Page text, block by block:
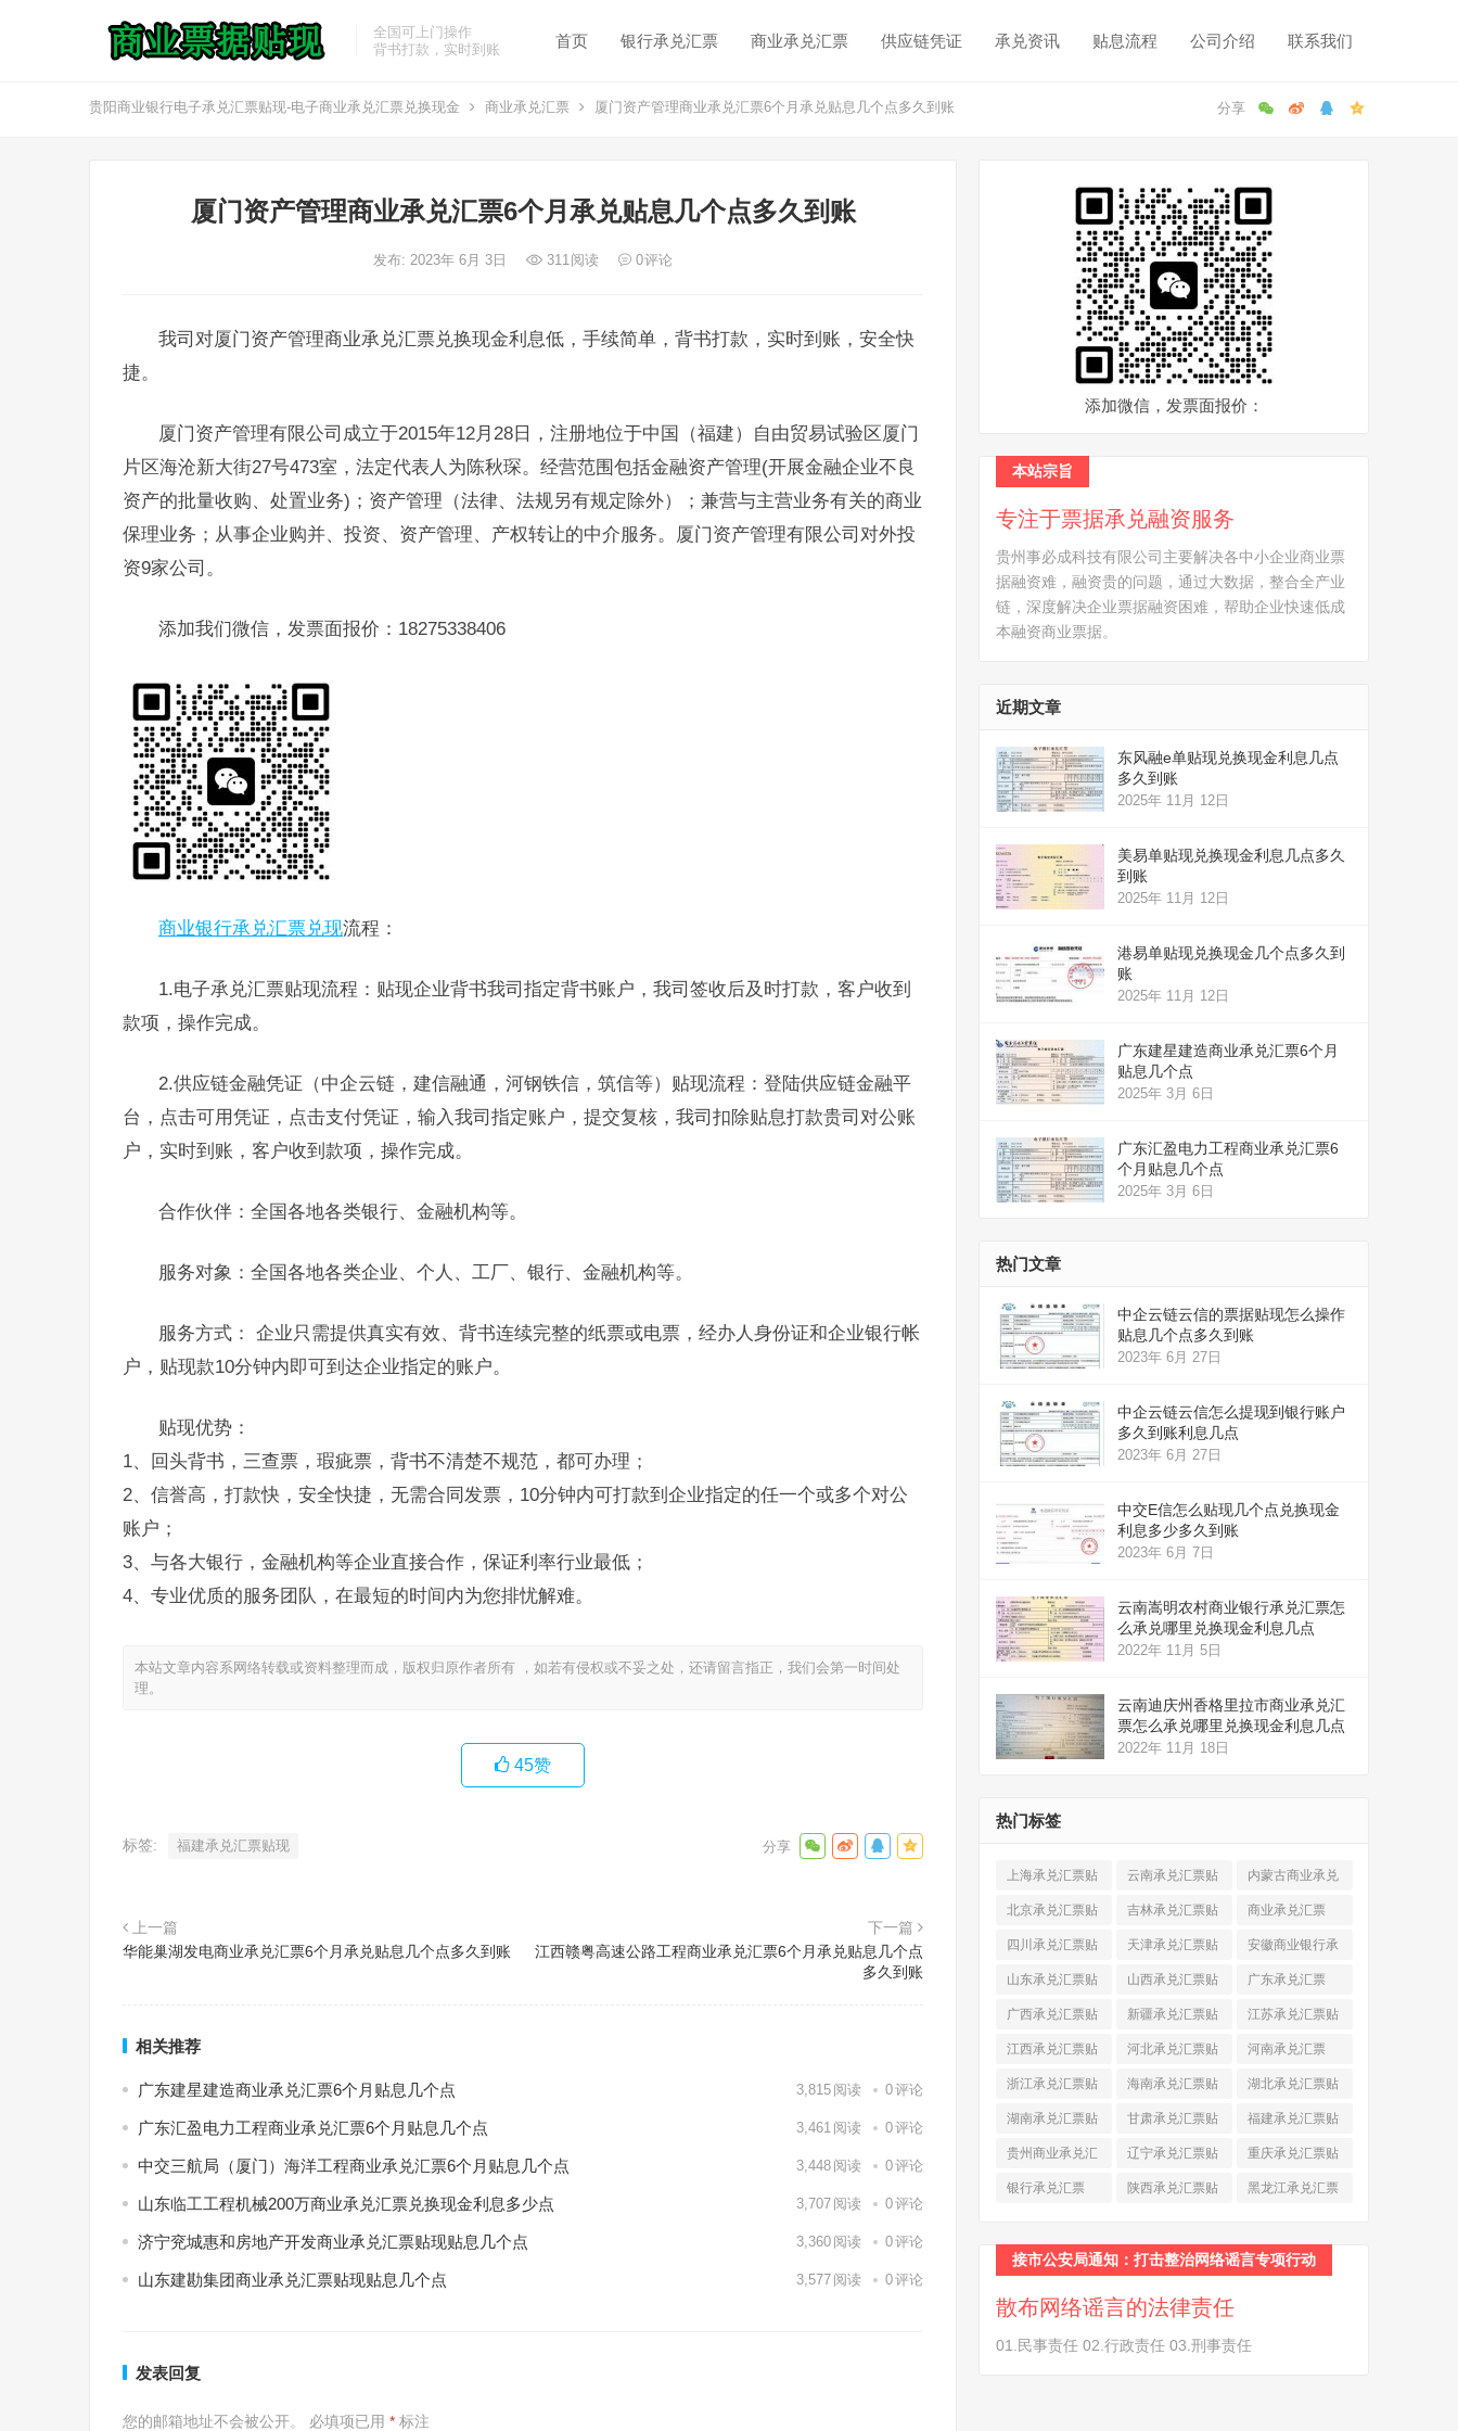
全国可上门操作
背书打款，实时到账
首页 银行承兑汇票 商业承兑汇票 供应链凭证 承兑资讯 贴息流程 公司介绍 联系我们
贵阳商业银行电子承兑汇票贴现-电子商业承兑汇票兑换现金 商业承兑汇票 厦门资产管理商业承兑汇票6个月承兑贴息几个点多久到账
厦门资产管理商业承兑汇票6个月承兑贴息几个点多久到账
发布: 2023年 6月 3日 311阅读 0评论
我司对厦门资产管理商业承兑汇票兑换现金利息低，手续简单，背书打款，实时到账，安全快
捷。
厦门资产管理有限公司成立于2015年12月28日，注册地位于中国（福建）自由贸易试验区厦门
片区海沧新大街27号473室，法定代表人为陈秋琛。经营范围包括金融资产管理(开展金融企业不良
资产的批量收购、处置业务)；资产管理（法律、法规另有规定除外）；兼营与主营业务有关的商业
保理业务；从事企业购并、投资、资产管理、产权转让的中介服务。厦门资产管理有限公司对外投
资9家公司。
添加我们微信，发票面报价：18275338406
商业银行承兑汇票兑现流程：
1.电子承兑汇票贴现流程：贴现企业背书我司指定背书账户，我司签收后及时打款，客户收到
款项，操作完成。
2.供应链金融凭证（中企云链，建信融通，河钢铁信，筑信等）贴现流程：登陆供应链金融平
台，点击可用凭证，点击支付凭证，输入我司指定账户，提交复核，我司扣除贴息打款贵司对公账
户，实时到账，客户收到款项，操作完成。
合作伙伴：全国各地各类银行、金融机构等。
服务对象：全国各地各类企业、个人、工厂、银行、金融机构等。
服务方式： 企业只需提供真实有效、背书连续完整的纸票或电票，经办人身份证和企业银行帐
户，贴现款10分钟内即可到达企业指定的账户。
贴现优势：
1、回头背书，三查票，瑕疵票，背书不清楚不规范，都可办理；
2、信誉高，打款快，安全快捷，无需合同发票，10分钟内可打款到企业指定的任一个或多个对公
账户；
3、与各大银行，金融机构等企业直接合作，保证利率行业最低；
4、专业优质的服务团队，在最短的时间内为您排忧解难。
本站文章内容系网络转载或资料整理而成，版权归原作者所有 ，如若有侵权或不妥之处，还请留言指正，我们会第一时间处
理。
45赞
标签: 福建承兑汇票贴现
上一篇
华能巢湖发电商业承兑汇票6个月承兑贴息几个点多久到账
下一篇
江西赣粤高速公路工程商业承兑汇票6个月承兑贴息几个点
多久到账
相关推荐
广东建星建造商业承兑汇票6个月贴息几个点 3,815 阅读 0评论
广东汇盈电力工程商业承兑汇票6个月贴息几个点 3,461 阅读 0评论
中交三航局（厦门）海洋工程商业承兑汇票6个月贴息几个点 3,448 阅读 0评论
山东临工工程机械200万商业承兑汇票兑换现金利息多少点 3,707 阅读 0评论
济宁兖城惠和房地产开发商业承兑汇票贴现贴息几个点 3,360 阅读 0评论
山东建勘集团商业承兑汇票贴现贴息几个点 3,577 阅读 0评论
发表回复
您的邮箱地址不会被公开。 必填项已用 * 标注
添加微信，发票面报价：
本站宗旨
专注于票据承兑融资服务
贵州事必成科技有限公司主要解决各中小企业商业票
据融资难，融资贵的问题，通过大数据，整合全产业
链，深度解决企业票据融资困难，帮助企业快速低成
本融资商业票据。
近期文章
东风融e单贴现兑换现金利息几点
多久到账
2025年 11月 12日
美易单贴现兑换现金利息几点多久
到账
2025年 11月 12日
港易单贴现兑换现金几个点多久到
账
2025年 11月 12日
广东建星建造商业承兑汇票6个月
贴息几个点
2025年 3月 6日
广东汇盈电力工程商业承兑汇票6
个月贴息几个点
2025年 3月 6日
热门文章
中企云链云信的票据贴现怎么操作
贴息几个点多久到账
2023年 6月 27日
中企云链云信怎么提现到银行账户
多久到账利息几点
2023年 6月 27日
中交E信怎么贴现几个点兑换现金
利息多少多久到账
2023年 6月 7日
云南嵩明农村商业银行承兑汇票怎
么承兑哪里兑换现金利息几点
2022年 11月 5日
云南迪庆州香格里拉市商业承兑汇
票怎么承兑哪里兑换现金利息几点
2022年 11月 18日
热门标签
上海承兑汇票贴
现(520)
云南承兑汇票贴
现(324)
内蒙古商业承兑
汇票(316)
北京承兑汇票贴
现 (912)
吉林承兑汇票贴
现(123)
商业承兑汇票
(225)
四川承兑汇票贴
现(790)
天津承兑汇票贴
现(242)
安徽商业银行承
兑汇票 (565)
山东承兑汇票贴
现(874)
山西承兑汇票贴
现(463)
广东承兑汇票
(979)
广西承兑汇票贴
现(278)
新疆承兑汇票贴
现(264)
江苏承兑汇票贴
现(774)
江西承兑汇票贴
现(366)
河北承兑汇票贴
现(374)
河南承兑汇票
(518)
浙江承兑汇票贴
现(691)
海南承兑汇票贴
现(145)
湖北承兑汇票贴
现(587)
湖南承兑汇票贴
现(453)
甘肃承兑汇票贴
现(194)
福建承兑汇票贴
现(945)
贵州商业承兑汇
票(284)
辽宁承兑汇票贴
现(344)
重庆承兑汇票贴
现(232)
银行承兑汇票
陕西承兑汇票贴
黑龙江承兑汇票
接市公安局通知：打击整治网络谣言专项行动
散布网络谣言的法律责任
01.民事责任 02.行政责任 03.刑事责任